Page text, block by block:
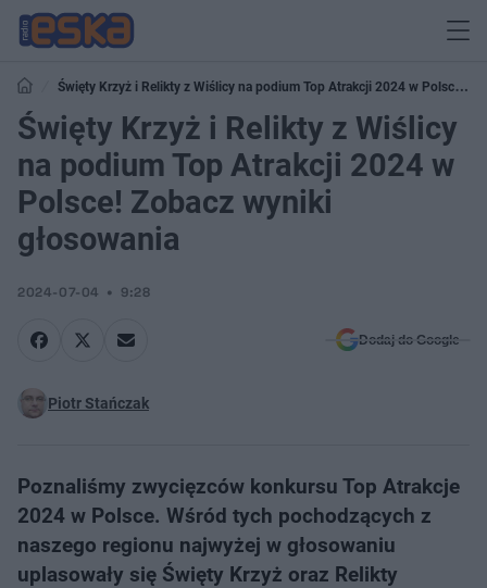
Święty Krzyż i Relikty z Wiślicy na podium Top Atrakcji 2024 w Polsce!
Zobacz wyniki głosowania
Święty Krzyż i Relikty z Wiślicy
na podium Top Atrakcji 2024 w
Polsce! Zobacz wyniki
głosowania
2024-07-04 9:28
Dodaj do Google
Piotr Stańczak
Poznaliśmy zwycięzców konkursu Top Atrakcje
2024 w Polsce. Wśród tych pochodzących z
naszego regionu najwyżej w głosowaniu
uplasowały się Święty Krzyż oraz Relikty